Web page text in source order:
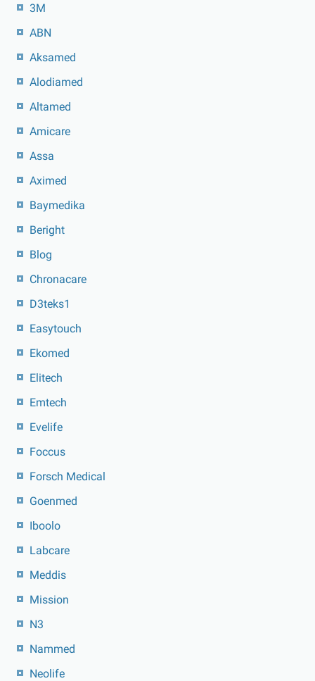
3M
ABN
Aksamed
Alodiamed
Altamed
Amicare
Assa
Aximed
Baymedika
Beright
Blog
Chronacare
D3teks1
Easytouch
Ekomed
Elitech
Emtech
Evelife
Foccus
Forsch Medical
Goenmed
Iboolo
Labcare
Meddis
Mission
N3
Nammed
Neolife